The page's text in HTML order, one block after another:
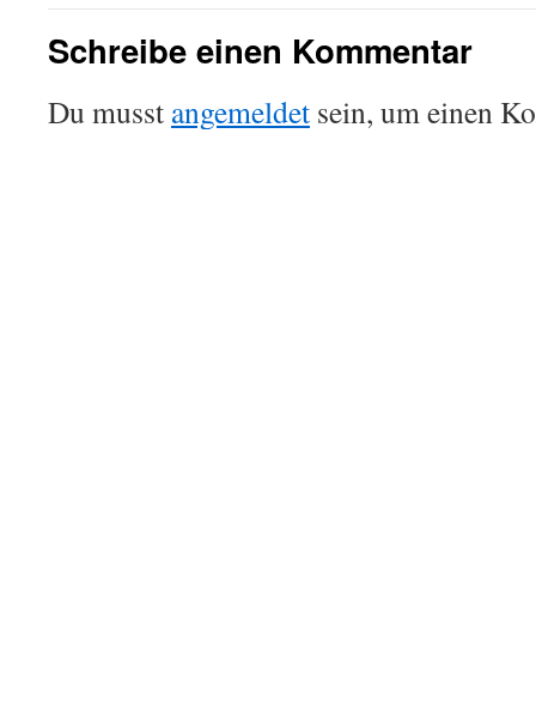
Schreibe einen Kommentar
Du musst angemeldet sein, um einen